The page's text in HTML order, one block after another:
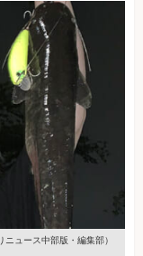
ニュース中部版・編集部）